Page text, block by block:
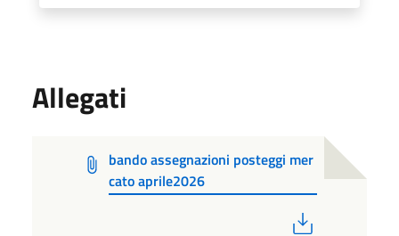
Allegati
bando assegnazioni posteggi mer
cato aprile2026